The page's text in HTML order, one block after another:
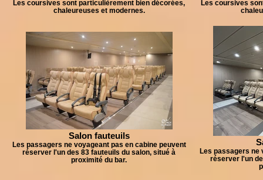
Les coursives sont particulièrement bien décorées,
chaleureuses et modernes.
Les coursives
Salon fauteuils
Les passagers ne voyageant pas en cabine peuvent
réserver l'un des 83 fauteuils du salon, situé à
proximité du bar.
Les passagers ne
réserver l'un